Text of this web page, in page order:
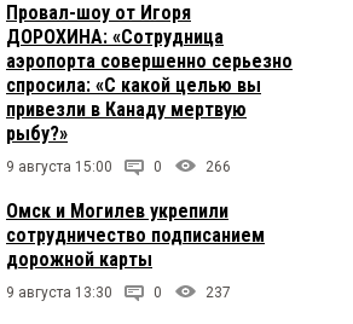
Провал-шоу от Игоря
ДОРОХИНА: «Сотрудница
аэропорта совершенно серьезно
спросила: «С какой целью вы
привезли в Канаду мертвую
рыбу?»
9 августа 15:00 0 266
Омск и Могилев укрепили
сотрудничество подписанием
дорожной карты
9 августа 13:30 0 237